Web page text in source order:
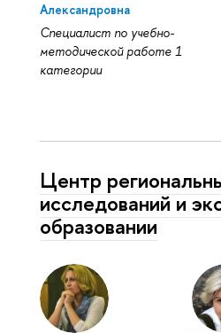
Александровна
Специалист по учебно-
методической работе 1
категории
Центр
исследований и
образовании